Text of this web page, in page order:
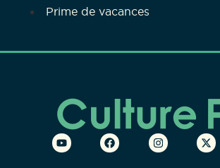
Prime de vacances